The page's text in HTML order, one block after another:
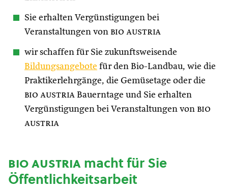
Sie erhalten Vergünstigungen bei
Veranstaltungen von bio austria
wir schaffen für Sie zukunftsweisende
Bildungsangebote für den Bio-Landbau, wie die
Praktikerlehrgänge, die Gemüsetage oder die
bio austria Bauerntage und Sie erhalten
Vergünstigungen bei Veranstaltungen von bio
austria
bio austriamacht für Sie
Öffentlichkeitsarbeit